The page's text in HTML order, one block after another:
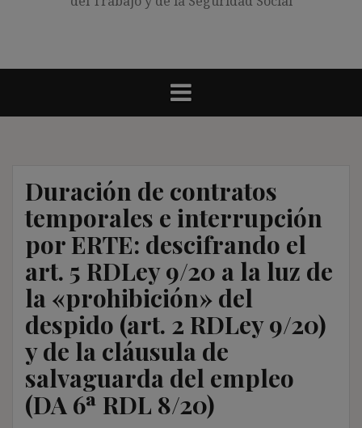
Duración de contratos
temporales e interrupción
por ERTE: descifrando el
art. 5 RDLey 9/20 a la luz de
la «prohibición» del
despido (art. 2 RDLey 9/20)
y de la cláusula de
salvaguarda del empleo
(DA 6ª RDL 8/20)